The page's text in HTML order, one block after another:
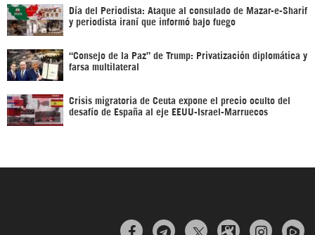
Día del Periodista: Ataque al consulado de Mazar-e-Sharif
y periodista iraní que informó bajo fuego
“Consejo de la Paz” de Trump: Privatización diplomática y
farsa multilateral
Crisis migratoria de Ceuta expone el precio oculto del
desafío de España al eje EEUU-Israel-Marruecos